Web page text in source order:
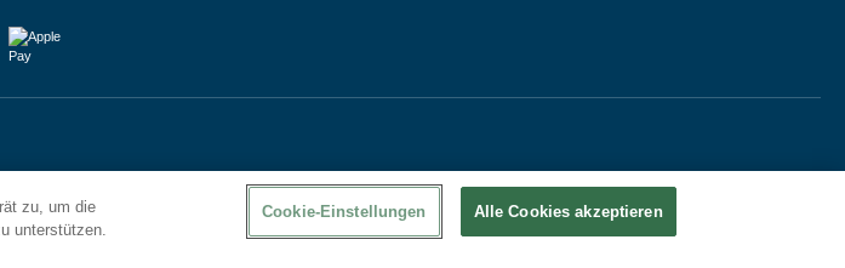
zu, um die
unterstützen.
Cookie-Einstellungen Alle Cookies akzeptieren